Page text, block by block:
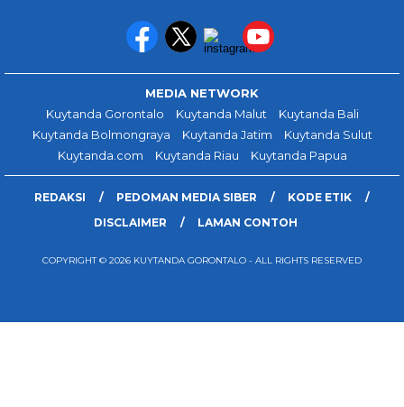
MEDIA NETWORK
Kuytanda Gorontalo
Kuytanda Malut
Kuytanda Bali
Kuytanda Bolmongraya
Kuytanda Jatim
Kuytanda Sulut
Kuytanda.com
Kuytanda Riau Kuytanda Papua
REDAKSI PEDOMAN MEDIA SIBER
KODE ETIK
DISCLAIMER
LAMAN CONTOH
COPYRIGHT © 2026 KUYTANDA GORONTALO - ALL RIGHTS RESERVED